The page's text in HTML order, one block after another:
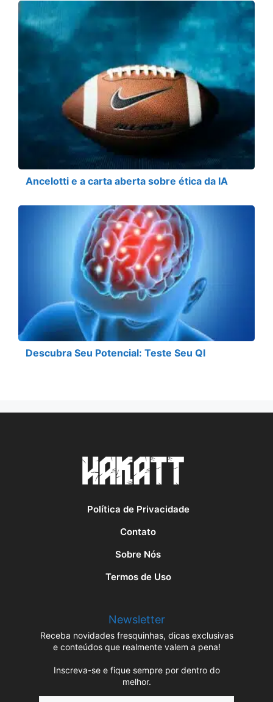
Ancelotti e a carta aberta sobre ética da IA
Descubra Seu Potencial: Teste Seu QI
Política de Privacidade
Contato
Sobre Nós
Termos de Uso
Newsletter
Receba novidades fresquinhas, dicas exclusivas
e conteúdos que realmente valem a pena!
Inscreva-se e fique sempre por dentro do
melhor.